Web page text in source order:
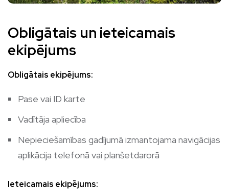
Obligātais un ieteicamais
ekipējums
Obligātais ekipējums:
Pase vai ID karte
Vadītāja apliecība
Nepieciešamības gadījumā izmantojama navigācijas
aplikācija telefonā vai planšetdarorā
Ieteicamais ekipējums: